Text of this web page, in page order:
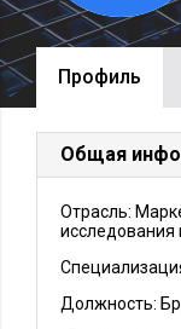
Профиль
Общая
Отрасль:
исследования
Должность: